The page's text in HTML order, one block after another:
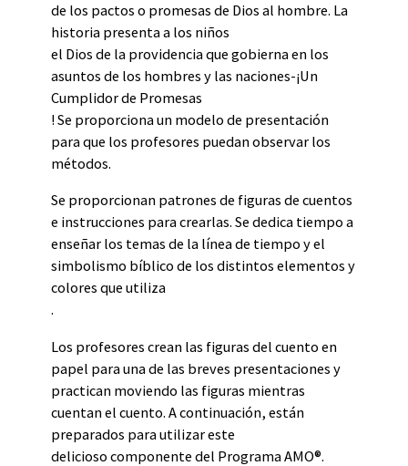
de los pactos o promesas de Dios al hombre. La
historia presenta a los niños
el Dios de la providencia que gobierna en los
asuntos de los hombres y las naciones-¡Un
Cumplidor de Promesas
! Se proporciona un modelo de presentación
para que los profesores puedan observar los
métodos.
Se proporcionan patrones de figuras de cuentos
e instrucciones para crearlas. Se dedica tiempo a
enseñar los temas de la línea de tiempo y el
simbolismo bíblico de los distintos elementos y
colores que utiliza
.
Los profesores crean las figuras del cuento en
papel para una de las breves presentaciones y
practican moviendo las figuras mientras
cuentan el cuento. A continuación, están
preparados para utilizar este
delicioso componente del Programa AMO®.